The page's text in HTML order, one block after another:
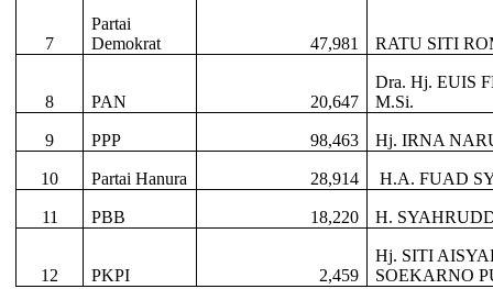
7
Partai
Demokrat
47,981 RATU SITI
8 PAN 20,647
Dra. Hj. EUIS
M.Si.
9 PPP 98,463 Hj. IRNA
10 Partai Hanura 28,914 H.A. FUAD
11 PBB 18,220 H.
12 PKPI 2,459
Hj. SITI
SOEKARNO